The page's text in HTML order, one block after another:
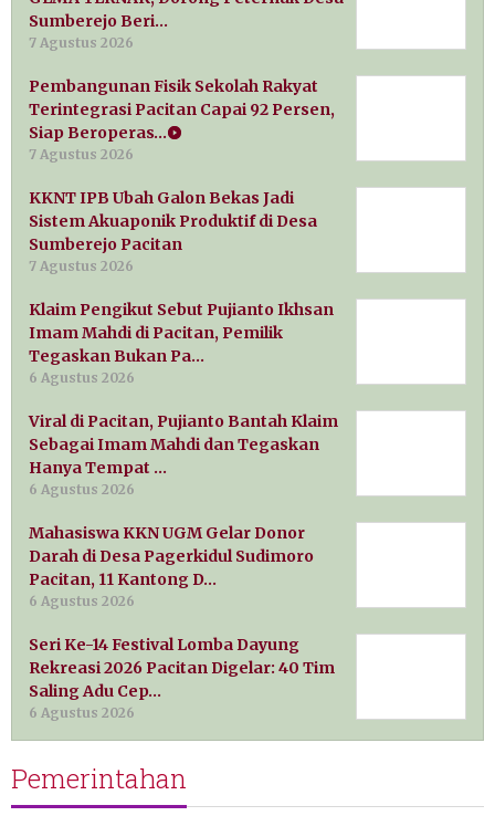
Sumberejo Beri…
7 Agustus 2026
Pembangunan Fisik Sekolah Rakyat
Terintegrasi Pacitan Capai 92 Persen,
Siap Beroperas…
7 Agustus 2026
KKNT IPB Ubah Galon Bekas Jadi
Sistem Akuaponik Produktif di Desa
Sumberejo Pacitan
7 Agustus 2026
Klaim Pengikut Sebut Pujianto Ikhsan
Imam Mahdi di Pacitan, Pemilik
Tegaskan Bukan Pa…
6 Agustus 2026
Viral di Pacitan, Pujianto Bantah Klaim
Sebagai Imam Mahdi dan Tegaskan
Hanya Tempat …
6 Agustus 2026
Mahasiswa KKN UGM Gelar Donor
Darah di Desa Pagerkidul Sudimoro
Pacitan, 11 Kantong D…
6 Agustus 2026
Seri Ke-14 Festival Lomba Dayung
Rekreasi 2026 Pacitan Digelar: 40 Tim
Saling Adu Cep…
6 Agustus 2026
Pemerintahan